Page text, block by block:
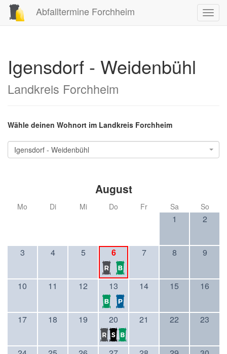
Abfalltermine Forchheim
Igensdorf - Weidenbühl
Landkreis Forchheim
Wähle deinen Wohnort im Landkreis Forchheim
Igensdorf - Weidenbühl
August
Mo Di Mi Do Fr Sa So
1 2
3 4 5 6 7 8 9
10 11 12 13 14 15 16
17 18 19 20 21 22 23